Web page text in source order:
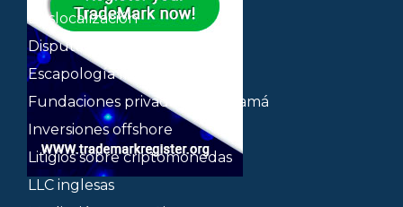
Deslocalización
Disputas bancarias
Escapología fiscal
Fundaciones privadas de Panamá
Inversiones offshore
Litigios sobre criptomonedas
LLC inglesas